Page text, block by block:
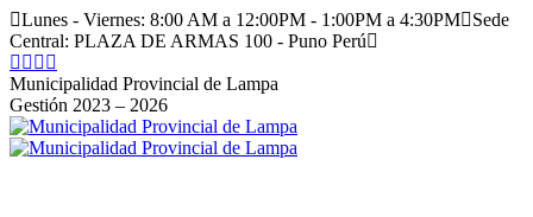
Saltar
al
contenido
Lunes - Viernes: 8:00 AM a 12:00PM - 1:00PM a 4:30PM
Sede
Central: PLAZA DE ARMAS 100 - Puno Perú
Facebook
page
opens
in
new
Instagram
page
opens
in
new
YouTube
page
opens
in
new
page
opens
in
new
Municipalidad Provincial de Lampa
Gestión 2023 – 2026